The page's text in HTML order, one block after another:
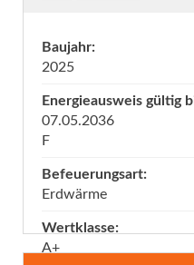
Baujahr:
2025
Energieausweis gültig
07.05.2036
F
Befeuerungsart:
Erdwärme
Wertklasse:
A+